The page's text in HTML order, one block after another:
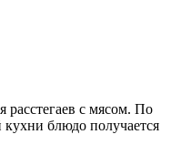
расстегаев с мясом. По
кухни блюдо получается